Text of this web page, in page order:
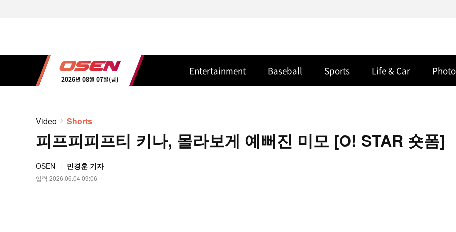
2026년 08월 07일(금)
Entertainment Baseball Sports Life & Car Photo
Video Shorts
피프피피프티 키나, 몰라보게 예뻐진 미모 [O! STAR 숏폼]
OSEN 민경훈 기자
입력 2026.06.04 09:06